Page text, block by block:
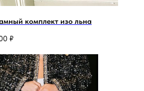
комплект изо льна
₽